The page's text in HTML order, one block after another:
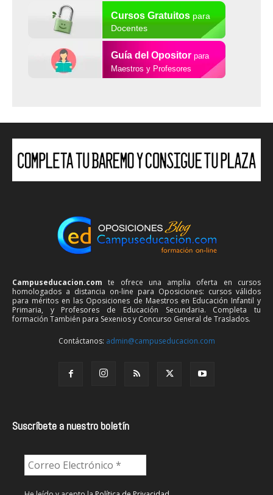
Cursos Gratuitospara
Docentes
Guía del Opositor para
Maestros y Profesores
Campuseducacion.com te ofrece una amplia oferta en cursos
homologados a distancia on-line para Oposiciones: cursos válidos
para méritos en las Oposiciones de Maestros en Educación Infantil y
Primaria, y Profesores de Educación Secundaria. Completa tu
formación También para Sexenios y Concurso General de Traslados.
Contáctanos: admin@campuseducacion.com
Suscríbete a nuestro boletín